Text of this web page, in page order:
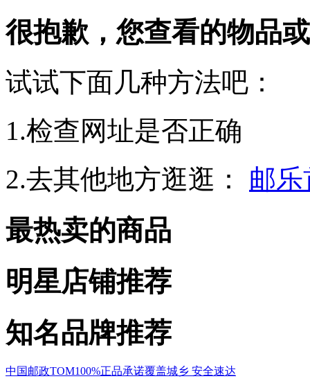
很抱歉，您查看的物品
试试下面几种方法吧：
1.检查网址是否正确
2.去其他地方逛逛：
邮
最热卖的商品
明星店铺推荐
知名品牌推荐
中国邮政TOM100%正品承诺覆盖城乡 安全速达